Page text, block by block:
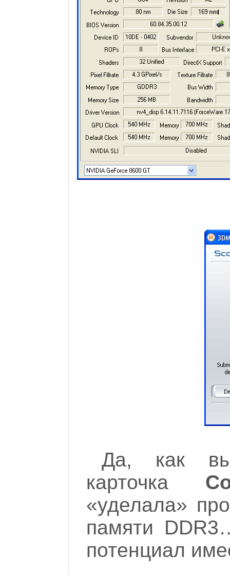
Да, как вы
карточка
«уделала»
памяти
потенциал